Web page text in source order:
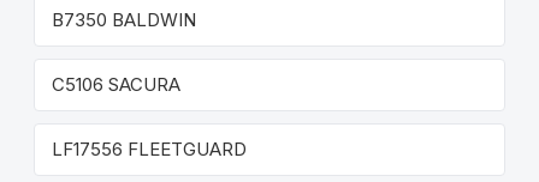
B7350 BALDWIN
C5106 SACURA
LF17556 FLEETGUARD